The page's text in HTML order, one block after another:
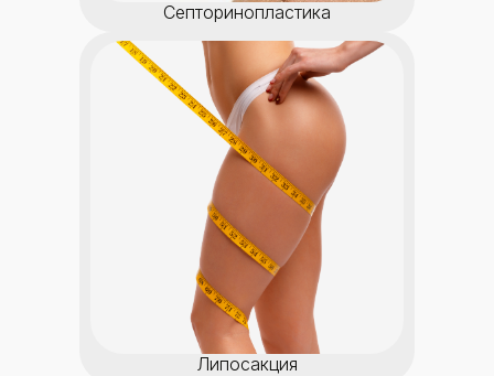
Септоринопластика
Липосакция